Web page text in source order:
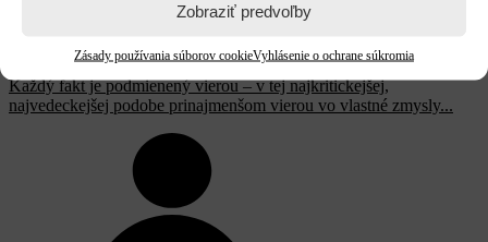
Zobraziť predvoľby
Zásady používania súborov cookieVyhlásenie o ochrane súkromia
Každý fakt je podmienený vierou – v tej najkritickejšej,
najvedeckejšej podobe prinajmenšom vierou vo vlastné zmysly...